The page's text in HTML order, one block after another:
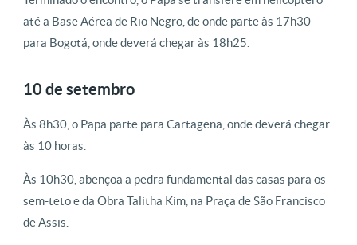
até a Base Aérea de Rio Negro, de onde parte às 17h30
para Bogotá, onde deverá chegar às 18h25.
10 de setembro
Às 8h30, o Papa parte para Cartagena, onde deverá chegar
às 10 horas.
Às 10h30, abençoa a pedra fundamental das casas para os
sem-teto e da Obra Talitha Kim, na Praça de São Francisco
de Assis.